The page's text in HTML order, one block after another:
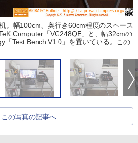
。幅100cm、奥行き60cm程度のスペース
Computer「VG248QE」と、幅32cmの
「Test Bench V1.0」を置いている。この
この写真の記事へ